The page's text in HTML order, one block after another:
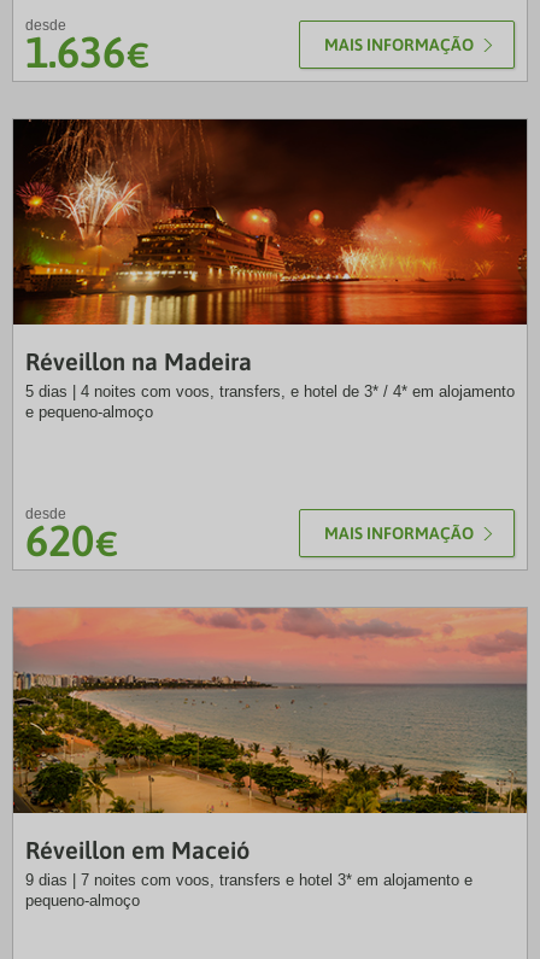
desde
1.636€ MAIS INFORMAÇÃO
Réveillon na Madeira
5 dias | 4 noites com voos, transfers, e hotel de 3* / 4* em alojamento
e pequeno-almoço
desde
620€ MAIS INFORMAÇÃO
Réveillon em Maceió
9 dias | 7 noites com voos, transfers e hotel 3* em alojamento e
pequeno-almoço